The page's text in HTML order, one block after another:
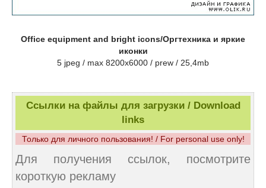
Office equipment and bright icons/Оргтехника и яркие
иконки
5 jpeg / max 8200x6000 / prew / 25,4mb
Ссылки на файлы для загрузки / Download
links
Только для личного пользования! / For personal use only!
Для получения ссылок, посмотрите
короткую рекламу